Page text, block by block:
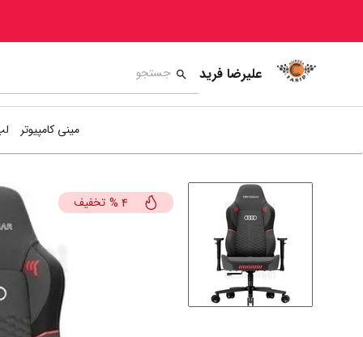
علیرضا فرید
مینی کامپیوتر
4
% تخفیف